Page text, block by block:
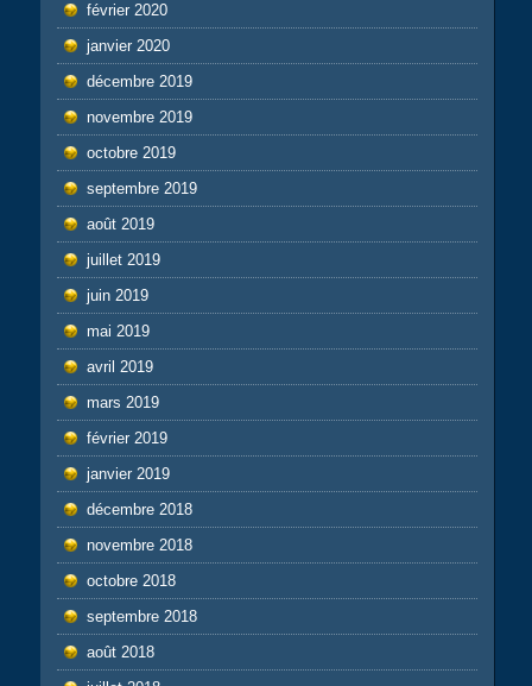
février 2020
janvier 2020
décembre 2019
novembre 2019
octobre 2019
septembre 2019
août 2019
juillet 2019
juin 2019
mai 2019
avril 2019
mars 2019
février 2019
janvier 2019
décembre 2018
novembre 2018
octobre 2018
septembre 2018
août 2018